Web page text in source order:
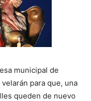
municipal de
para que, una
queden de nuevo